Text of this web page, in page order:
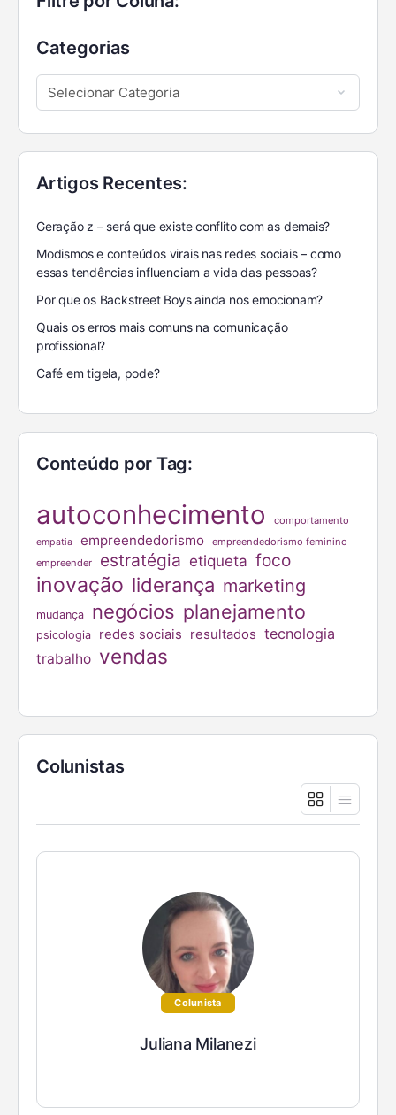
Categorias
Artigos Recentes:
Geração z – será que existe conflito com as demais?
Modismos e conteúdos virais nas redes sociais – como
essas tendências influenciam a vida das pessoas?
Por que os Backstreet Boys ainda nos emocionam?
Quais os erros mais comuns na comunicação
profissional?
Café em tigela, pode?
Conteúdo por Tag:
autoconhecimento comportamento
empatia empreendedorismo
empreendedorismo feminino
empreender
estratégia etiqueta foco
inovação liderança marketing
mudança negócios planejamento
psicologia redes sociais resultados tecnologia
trabalho vendas
Colunistas
Colunista
Juliana Milanezi